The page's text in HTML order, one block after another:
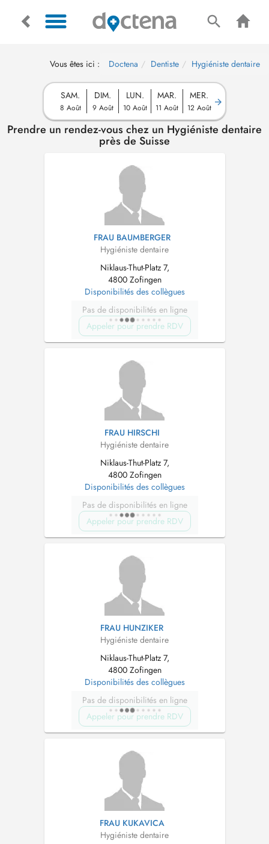
Vous êtes ici : Doctena Dentiste Hygiéniste dentaire
SAM.
8 Août
DIM.
9 Août
LUN.
10 Août
MAR.
11 Août
MER.
12 Août
Prendre un rendez-vous chez un Hygiéniste dentaire
près de Suisse
FRAU BAUMBERGER
Hygiéniste dentaire
Niklaus-Thut-Platz 7,
4800 Zofingen
Disponibilités des collègues
Pas de disponibilités en ligne
Appeler pour prendre RDV
FRAU HIRSCHI
Hygiéniste dentaire
Niklaus-Thut-Platz 7,
4800 Zofingen
Disponibilités des collègues
Pas de disponibilités en ligne
Appeler pour prendre RDV
FRAU HUNZIKER
Hygiéniste dentaire
Niklaus-Thut-Platz 7,
4800 Zofingen
Disponibilités des collègues
Pas de disponibilités en ligne
Appeler pour prendre RDV
FRAU KUKAVICA
Hygiéniste dentaire